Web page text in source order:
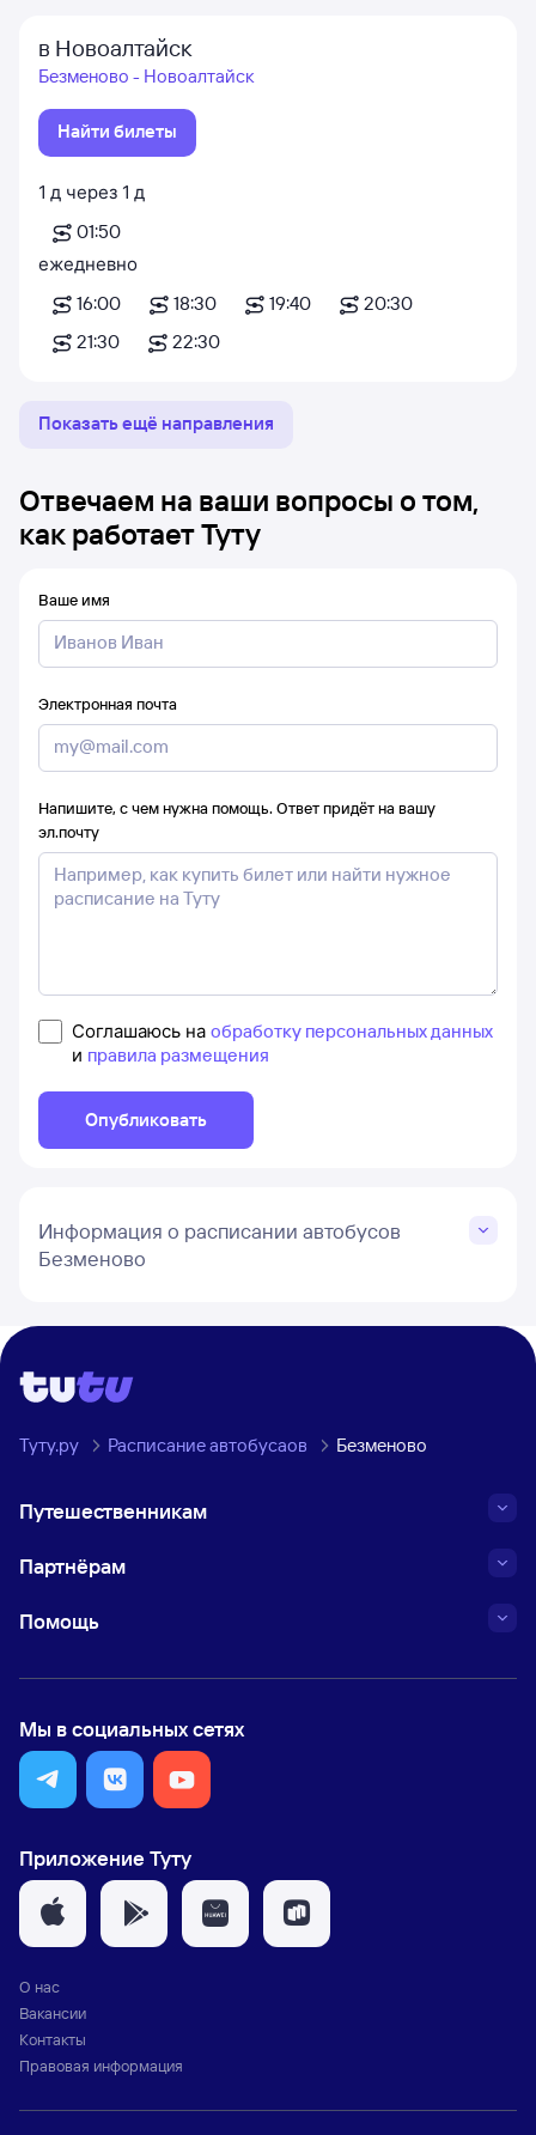
в Новоалтайск
Безменово - Новоалтайск
Найти билеты
1 д через 1 д
01:50
ежедневно
16:00
18:30 19:40
20:30
21:30
22:30
Показать ещё направления
Отвечаем на ваши вопросы о том,
как работает Туту
Ваше имя
Электронная почта
Напишите, с чем нужна помощь. Ответ придёт на вашу
эл.почту
Соглашаюсь на обработку персональных данных
и правила размещения
Опубликовать
Информация о расписании автобусов
Безменово
Туту.ру Расписание автобусаов Безменово
Путешественникам
Партнёрам
Помощь
Мы в социальных сетях
Приложение Туту
О нас
Вакансии
Контакты
Правовая информация